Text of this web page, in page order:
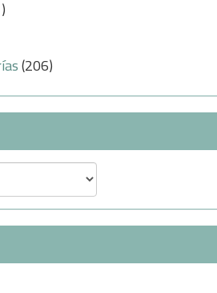
(206)